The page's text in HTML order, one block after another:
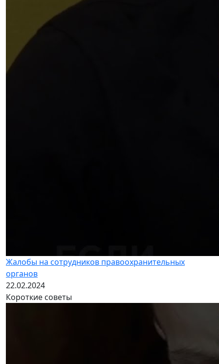
Жалобы на сотрудников правоохранительных
органов
22.02.2024
Короткие советы